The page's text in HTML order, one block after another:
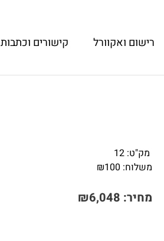
רישום ואקוורל קישורים וכתבות
מק"ט: 12
משלוח:
₪100
מחיר: ₪6,048